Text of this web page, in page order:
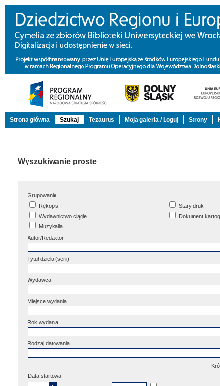
Strona główna Szukaj Tezaurus Moja galeria / Loguj Strony
Wyszukiwanie proste
Grupowanie
Rękopis
Stary druk
Wydawnictwo ciągłe
Dokument
Muzykalia
Autor/Redaktor
Tytuł dzieła (serii)
Wydawca
Miejsce wydania
Rok wydania
Rodzaj datowania
Data startowa